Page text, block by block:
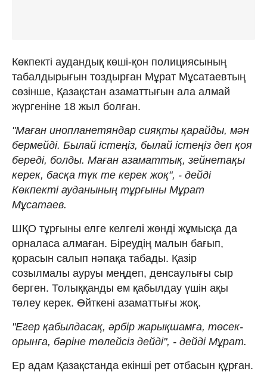
Көкпекті аудандық көші-қон полициясының
табалдырығын тоздырған Мұрат Мұсатаевтың
сөзінше, Қазақстан азаматтығын ала алмай
жүргеніне 18 жыл болған.
"Маған инопланетяндар сияқты қарайды, мән
бермейді. Былай істеңіз, былай істеңіз деп қоя
береді, болды. Маған азаматтық, зейнетақы
керек, басқа түк те керек жоқ", - дейді
Көкпекті ауданының тұрғыны Мұрат
Мұсатаев.
ШҚО тұрғыны елге келгелі жөнді жұмысқа да
орналаса алмаған. Біреудің малын бағып,
қорасын салып нәпақа табады. Қазір
созылмалы ауруы меңдеп, денсаулығы сыр
берген. Толыққанды ем қабылдау үшін ақы
төлеу керек. Өйткені азаматтығы жоқ.
"Егер қабылдасақ, әрбір жарықшамға, төсек-
орынға, бәріне төлейсіз дейді", - дейді Мұрат.
Ер адам Қазақстанда екінші рет отбасын құрған.